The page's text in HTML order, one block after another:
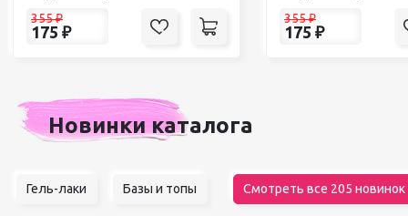
355₽
175 ₽
355₽
175 ₽
Новинки каталога
Гель-лаки Базы и топы Смотреть все 205 новинок